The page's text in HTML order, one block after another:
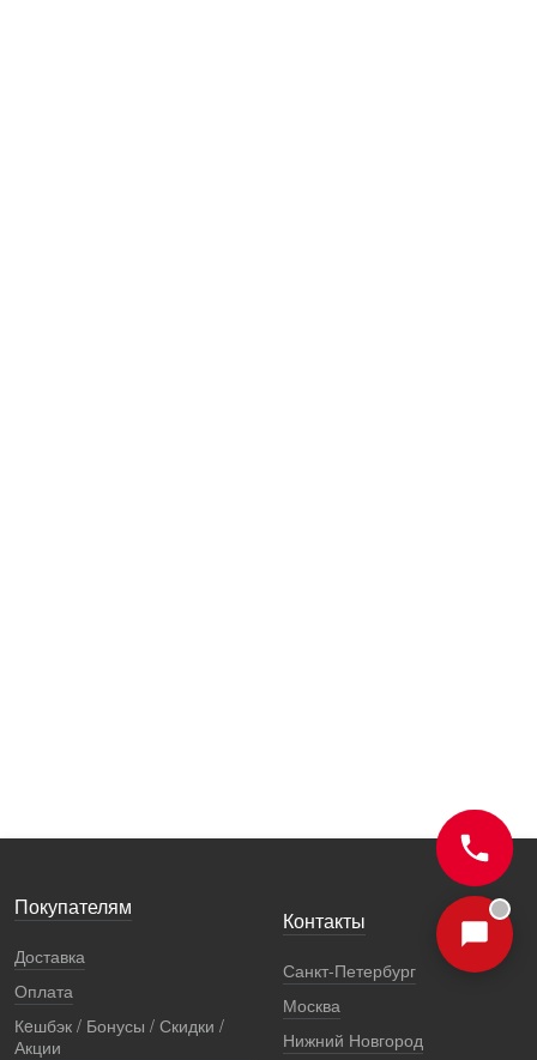
Покупателям
Доставка
Оплата
Кeшбэк / Бонусы / Скидки /
Акции
Контакты
Санкт-Петербург
Москва
Нижний Новгород